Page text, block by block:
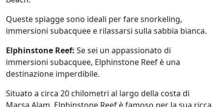
Queste spiagge sono ideali per fare snorkeling,
immersioni subacquee e rilassarsi sulla sabbia bianca.
Elphinstone Reef: Se sei un appassionato di
immersioni subacquee, Elphinstone Reef è una
destinazione imperdibile.
Situato a circa 20 chilometri al largo della costa di